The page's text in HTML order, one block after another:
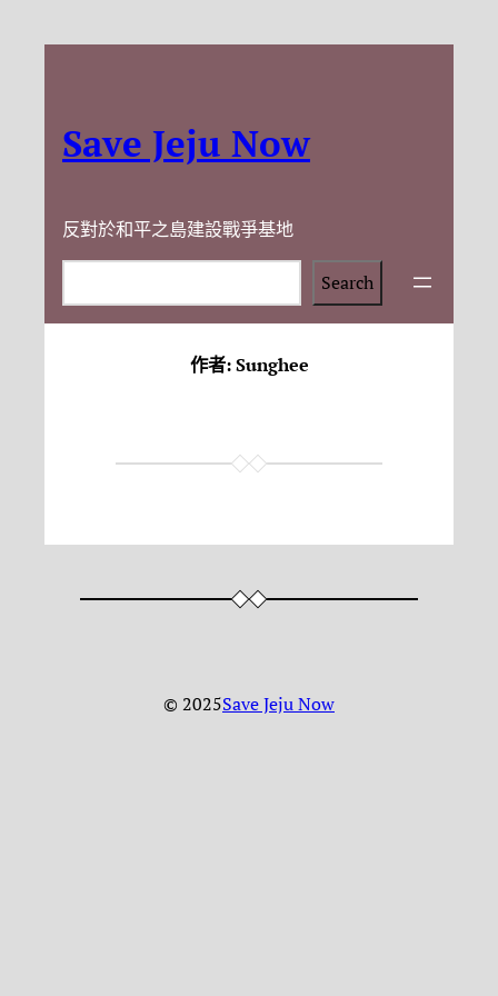
Save Jeju Now
反對於和平之島建設戰爭基地
Search
作者:Sunghee
© 2025Save Jeju Now